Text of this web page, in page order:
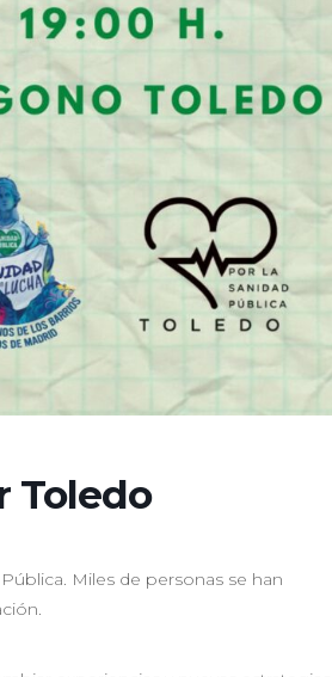
Toledo
Miles de personas se han